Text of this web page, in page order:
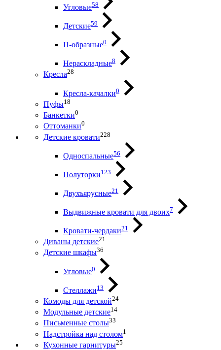
Угловые58
Детские59
П-образные0
Нераскладные8
Кресла28
Кресла-качалки0
Пуфы18
Банкетки0
Оттоманки0
Детские кровати228
Односпальные56
Полуторки123
Двухъярусные21
Выдвижные кровати для двоих7
Кровати-чердаки21
Диваны детские21
Детские шкафы36
Угловые0
Стеллажи13
Комоды для детской24
Модульные детские14
Письменные столы33
Надстройка над столом1
Кухонные гарнитуры25